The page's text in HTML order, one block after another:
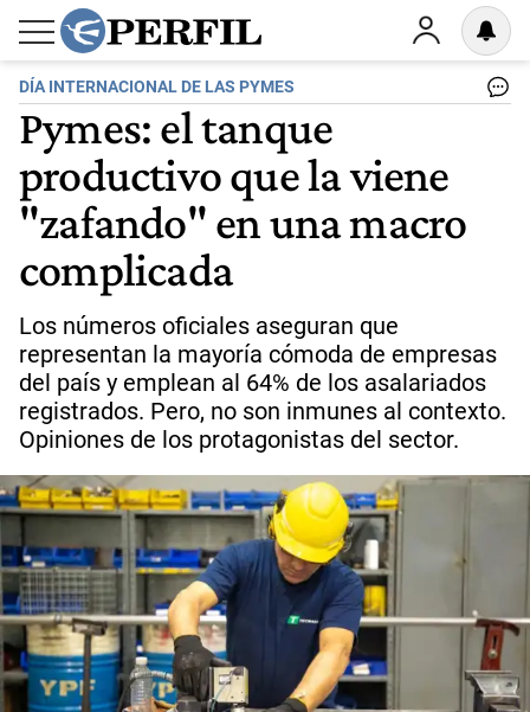
DÍA INTERNACIONAL DE LAS PYMES
Pymes: el tanque
productivo que la viene
"zafando" en una macro
complicada
Los números oficiales aseguran que
representan la mayoría cómoda de empresas
del país y emplean al 64% de los asalariados
registrados. Pero, no son inmunes al contexto.
Opiniones de los protagonistas del sector.